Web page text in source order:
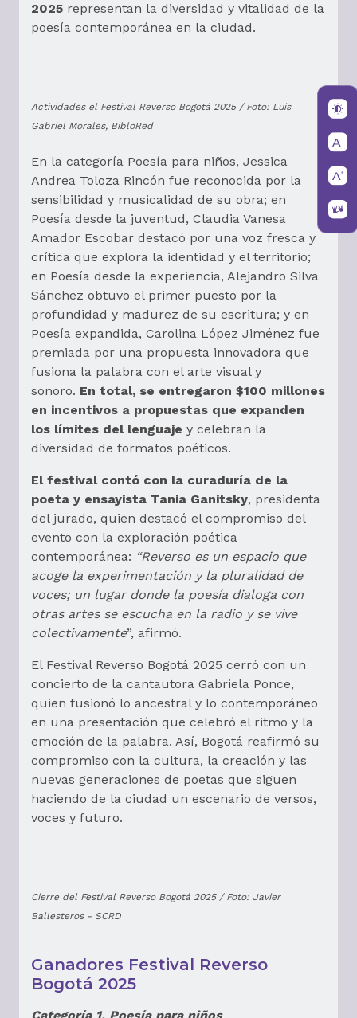
2025 representan la diversidad y vitalidad de la
poesía contemporánea en la ciudad.
Actividades el Festival Reverso Bogotá 2025 / Foto: Luis
Gabriel Morales, BibloRed
En la categoría Poesía para niños, Jessica
Andrea Toloza Rincón fue reconocida por la
sensibilidad y musicalidad de su obra; en
Poesía desde la juventud, Claudia Vanesa
Amador Escobar destacó por una voz fresca y
crítica que explora la identidad y el territorio;
en Poesía desde la experiencia, Alejandro Silva
Sánchez obtuvo el primer puesto por la
profundidad y madurez de su escritura; y en
Poesía expandida, Carolina López Jiménez fue
premiada por una propuesta innovadora que
fusiona la palabra con el arte visual y
sonoro. En total, se entregaron $100 millones
en incentivos a propuestas que expanden
los límites del lenguaje y celebran la
diversidad de formatos poéticos.
El festival contó con la curaduría de la
poeta y ensayista Tania Ganitsky, presidenta
del jurado, quien destacó el compromiso del
evento con la exploración poética
contemporánea: “Reverso es un espacio que
acoge la experimentación y la pluralidad de
voces; un lugar donde la poesía dialoga con
otras artes se escucha en la radio y se vive
colectivamente”, afirmó.
El Festival Reverso Bogotá 2025 cerró con un
concierto de la cantautora Gabriela Ponce,
quien fusionó lo ancestral y lo contemporáneo
en una presentación que celebró el ritmo y la
emoción de la palabra. Así, Bogotá reafirmó su
compromiso con la cultura, la creación y las
nuevas generaciones de poetas que siguen
haciendo de la ciudad un escenario de versos,
voces y futuro.
Cierre del Festival Reverso Bogotá 2025 / Foto: Javier
Ballesteros - SCRD
Ganadores Festival Reverso
Bogotá 2025
Categoría 1. Poesía para niños